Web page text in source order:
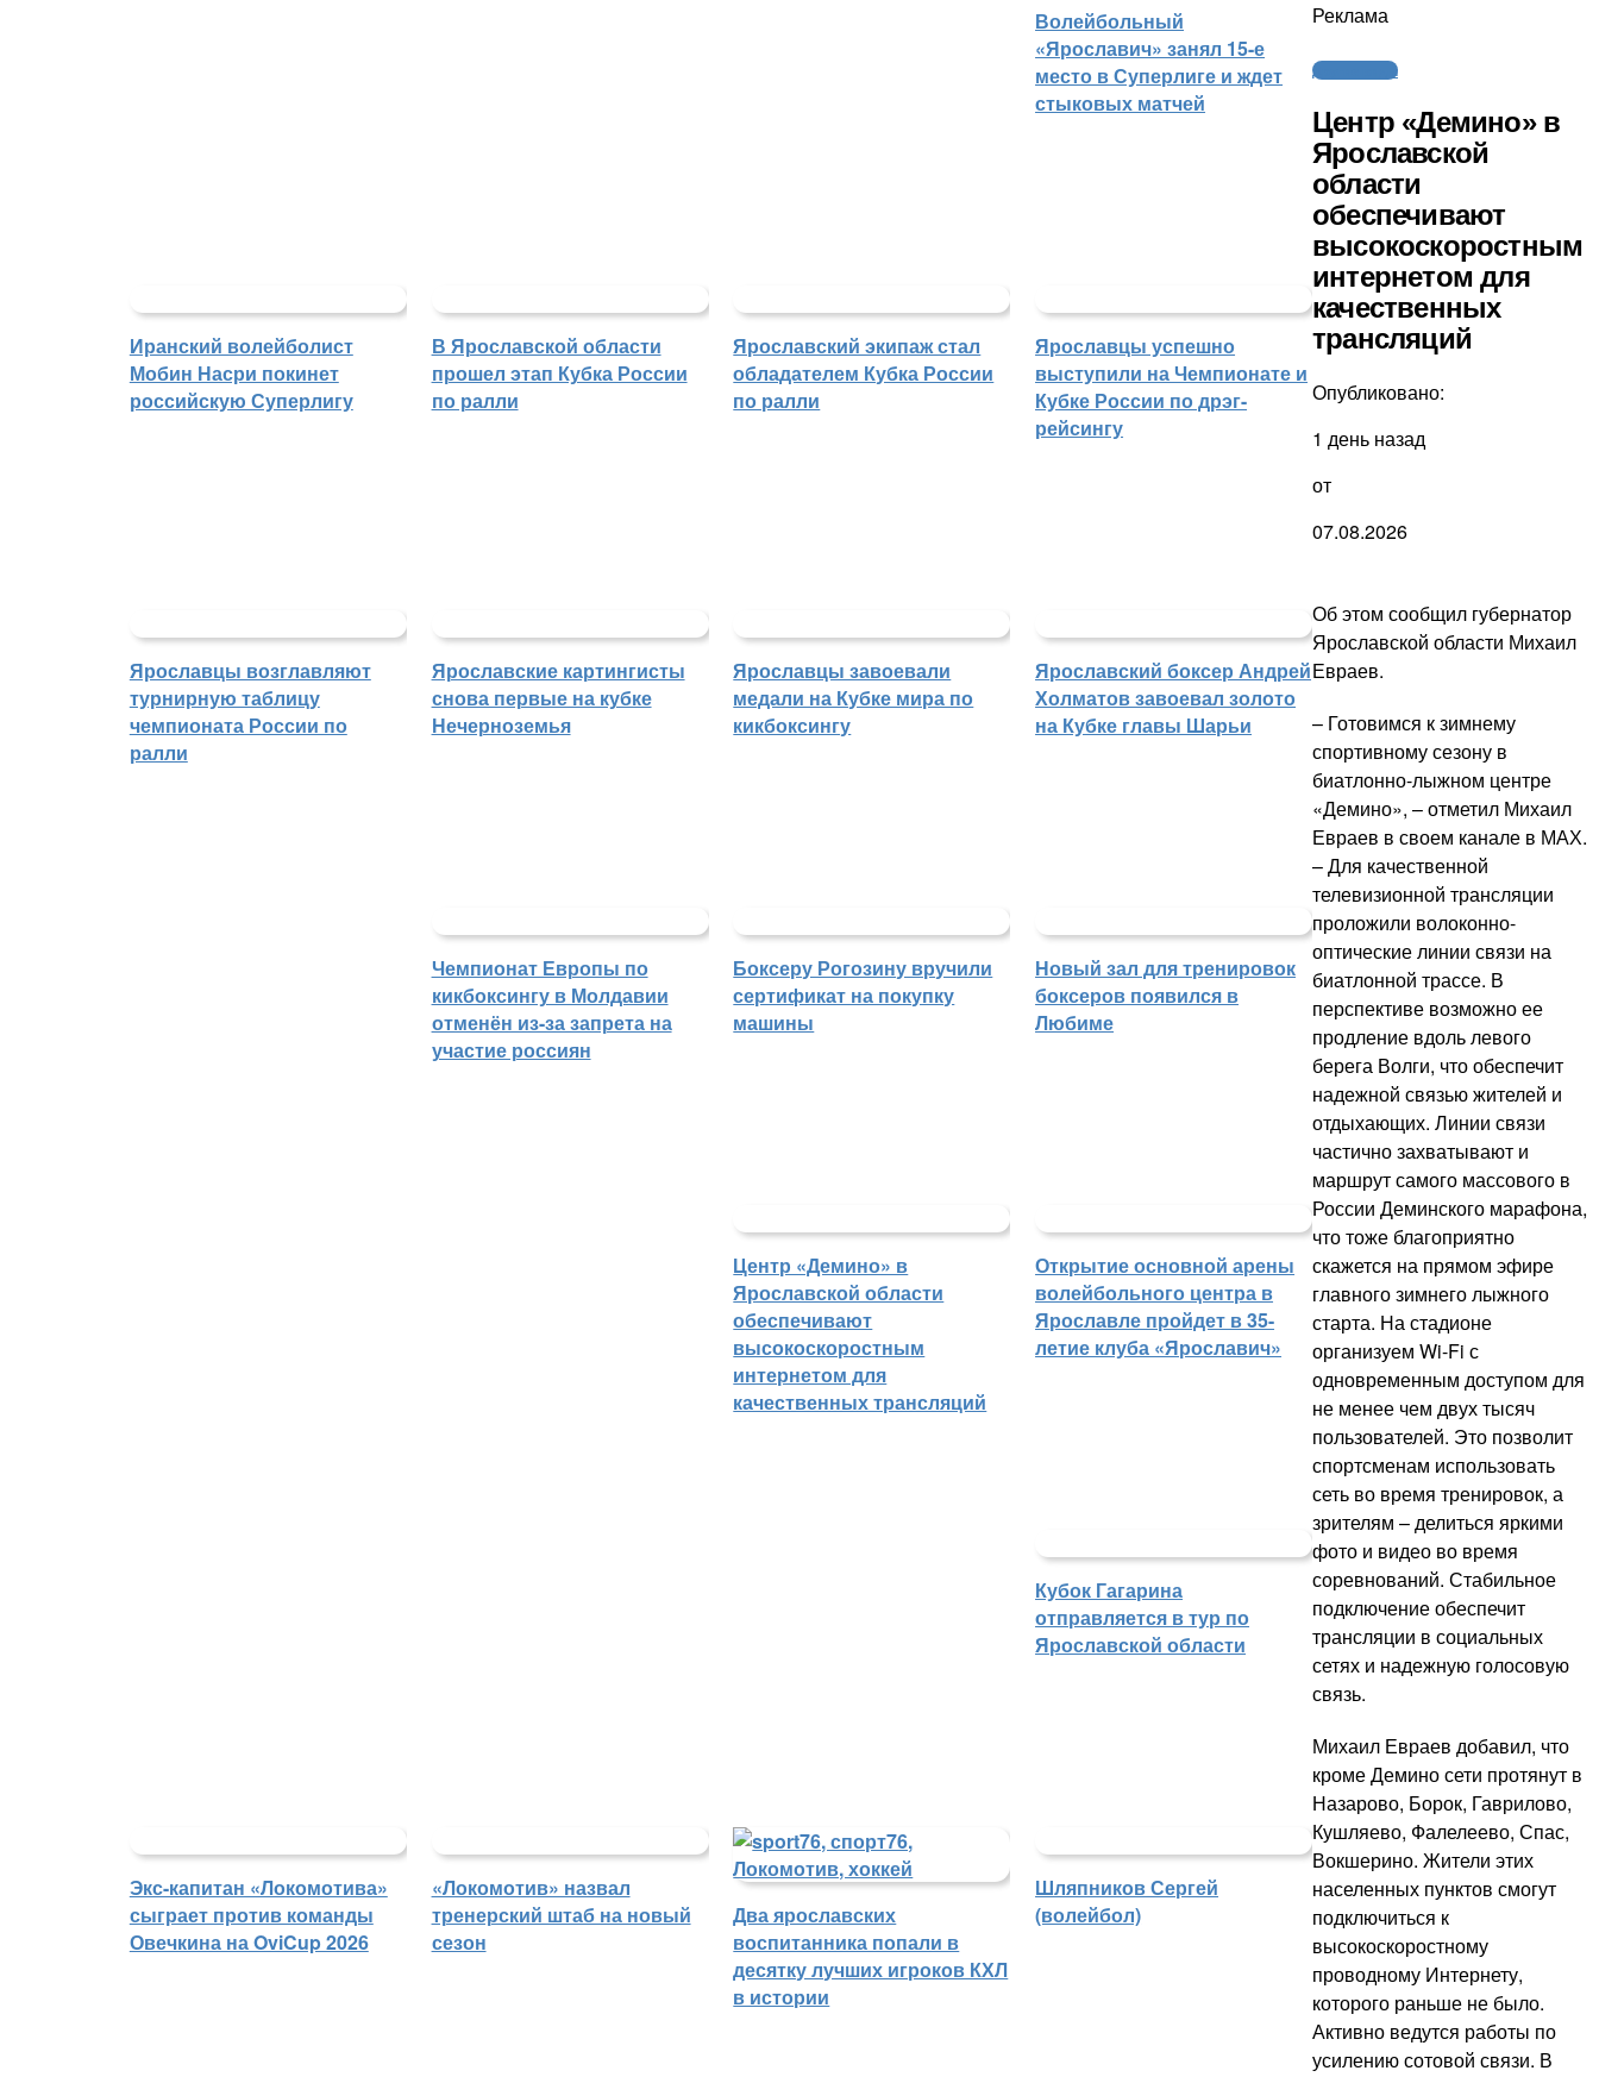
Волейбольный
«Ярославич» занял 15-е
место в Суперлиге и ждет
стыковых матчей
Иранский волейболист
Мобин Насри покинет
российскую Суперлигу
В Ярославской области
прошел этап Кубка России
по ралли
Ярославский экипаж стал
обладателем Кубка России
по ралли
Ярославцы успешно
выступили на Чемпионате и
Кубке России по дрэг-
рейсингу
Ярославцы возглавляют
турнирную таблицу
чемпионата России по
ралли
Ярославские картингисты
снова первые на кубке
Нечерноземья
Ярославцы завоевали
медали на Кубке мира по
кикбоксингу
Ярославский боксер Андрей
Холматов завоевал золото
на Кубке главы Шарьи
Чемпионат Европы по
кикбоксингу в Молдавии
отменён из-за запрета на
участие россиян
Боксеру Рогозину вручили
сертификат на покупку
машины
Новый зал для тренировок
боксеров появился в
Любиме
Центр «Демино» в
Ярославской области
обеспечивают
высокоскоростным
интернетом для
качественных трансляций
Открытие основной арены
волейбольного центра в
Ярославле пройдет в 35-
летие клуба «Ярославич»
Кубок Гагарина
отправляется в тур по
Ярославской области
Экс-капитан «Локомотива»
сыграет против команды
Овечкина на OviCup 2026
«Локомотив» назвал
тренерский штаб на новый
сезон
Два ярославских
воспитанника попали в
десятку лучших игроков КХЛ
в истории
Шляпников Сергей
(волейбол)
Реклама
Другие виды
Центр «Демино» в
Ярославской
области
обеспечивают
высокоскоростным
интернетом для
качественных
трансляций
Опубликовано:
1 день назад
от
07.08.2026
Об этом сообщил губернатор
Ярославской области Михаил
Евраев.
– Готовимся к зимнему
спортивному сезону в
биатлонно-лыжном центре
«Демино», – отметил Михаил
Евраев в своем канале в МАХ.
– Для качественной
телевизионной трансляции
проложили волоконно-
оптические линии связи на
биатлонной трассе. В
перспективе возможно ее
продление вдоль левого
берега Волги, что обеспечит
надежной связью жителей и
отдыхающих. Линии связи
частично захватывают и
маршрут самого массового в
России Деминского марафона,
что тоже благоприятно
скажется на прямом эфире
главного зимнего лыжного
старта. На стадионе
организуем Wi-Fi с
одновременным доступом для
не менее чем двух тысяч
пользователей. Это позволит
спортсменам использовать
сеть во время тренировок, а
зрителям – делиться яркими
фото и видео во время
соревнований. Стабильное
подключение обеспечит
трансляции в социальных
сетях и надежную голосовую
связь.
Михаил Евраев добавил, что
кроме Демино сети протянут в
Назарово, Борок, Гаврилово,
Кушляево, Фалелеево, Спас,
Вокшерино. Жители этих
населенных пунктов смогут
подключиться к
высокоскоростному
проводному Интернету,
которого раньше не было.
Активно ведутся работы по
усилению сотовой связи. В